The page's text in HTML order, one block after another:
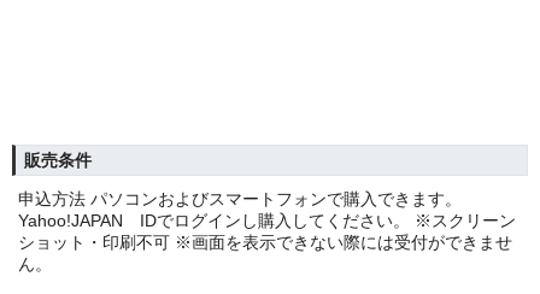
販売条件
申込方法 パソコンおよびスマートフォンで購入できます。
Yahoo!JAPAN IDでログインし購入してください。 ※スクリーン
ショット・印刷不可 ※画面を表示できない際には受付ができませ
ん。